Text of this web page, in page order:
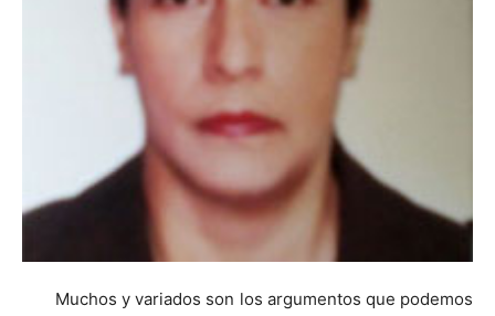
Muchos y variados son los argumentos que podemos